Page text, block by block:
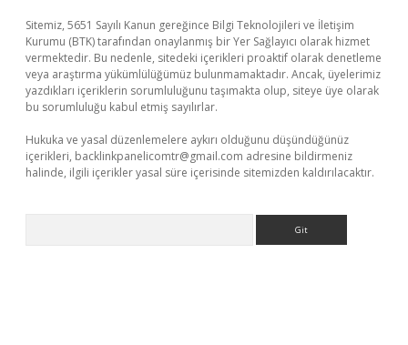
Sitemiz, 5651 Sayılı Kanun gereğince Bilgi Teknolojileri ve İletişim
Kurumu (BTK) tarafından onaylanmış bir Yer Sağlayıcı olarak hizmet
vermektedir. Bu nedenle, sitedeki içerikleri proaktif olarak denetleme
veya araştırma yükümlülüğümüz bulunmamaktadır. Ancak, üyelerimiz
yazdıkları içeriklerin sorumluluğunu taşımakta olup, siteye üye olarak
bu sorumluluğu kabul etmiş sayılırlar.
Hukuka ve yasal düzenlemelere aykırı olduğunu düşündüğünüz
içerikleri, backlinkpanelicomtr@gmail.com adresine bildirmeniz
halinde, ilgili içerikler yasal süre içerisinde sitemizden kaldırılacaktır.